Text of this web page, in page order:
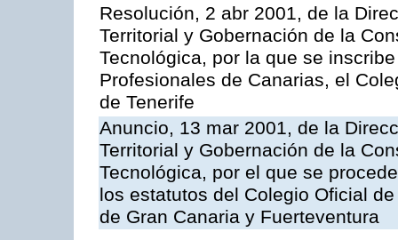
Resolución, 2 abr 2001, de la
Territorial y Gobernación de la
Tecnológica, por la que se
Profesionales de Canarias, el
de Tenerife
Anuncio, 13 mar 2001, de la
Territorial y Gobernación de la
Tecnológica, por el que se
los estatutos del Colegio Oficial
de Gran Canaria y Fuerteventura